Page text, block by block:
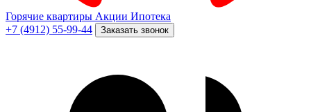
Горячие квартиры Акции Ипотека
+7 (4912) 55-99-44
Заказать звонок